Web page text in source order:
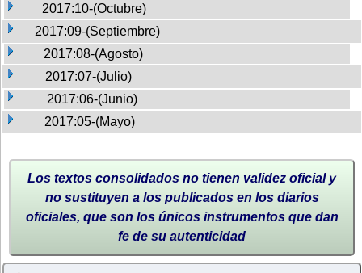
2017:10-(Octubre)
2017:09-(Septiembre)
2017:08-(Agosto)
2017:07-(Julio)
2017:06-(Junio)
2017:05-(Mayo)
Los textos consolidados no tienen validez oficial y
no sustituyen a los publicados en los diarios
oficiales, que son los únicos instrumentos que dan
fe de su autenticidad